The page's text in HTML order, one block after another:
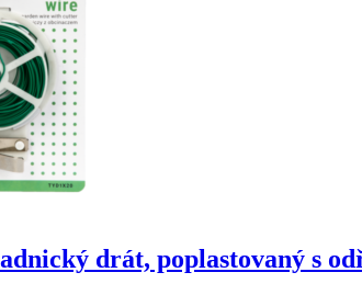
drát, poplastovaný s